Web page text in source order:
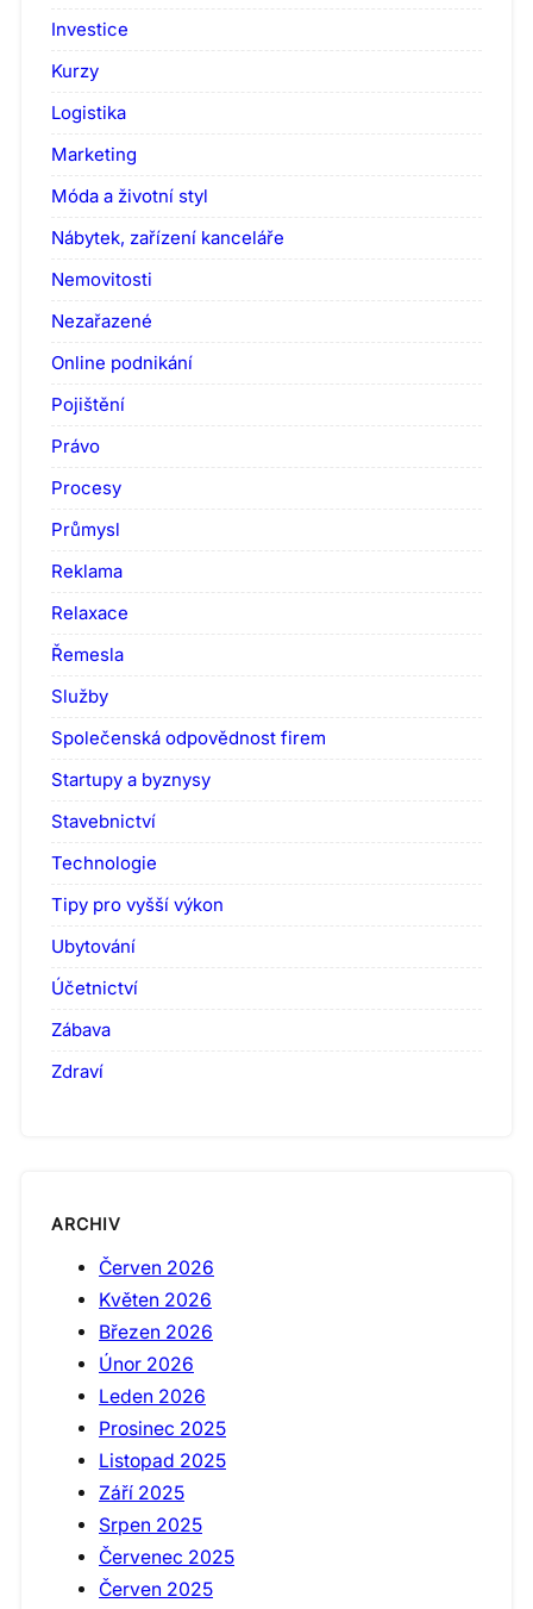
Investice
Kurzy
Logistika
Marketing
Móda a životní styl
Nábytek, zařízení kanceláře
Nemovitosti
Nezařazené
Online podnikání
Pojištění
Právo
Procesy
Průmysl
Reklama
Relaxace
Řemesla
Služby
Společenská odpovědnost firem
Startupy a byznysy
Stavebnictví
Technologie
Tipy pro vyšší výkon
Ubytování
Účetnictví
Zábava
Zdraví
ARCHIV
Červen 2026
Květen 2026
Březen 2026
Únor 2026
Leden 2026
Prosinec 2025
Listopad 2025
Září 2025
Srpen 2025
Červenec 2025
Červen 2025